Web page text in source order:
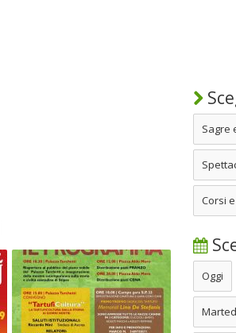
Sagre
Corsi
Oggi